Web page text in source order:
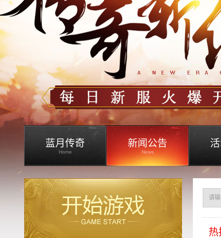
蓝月传奇
Home
新闻公告
News
热